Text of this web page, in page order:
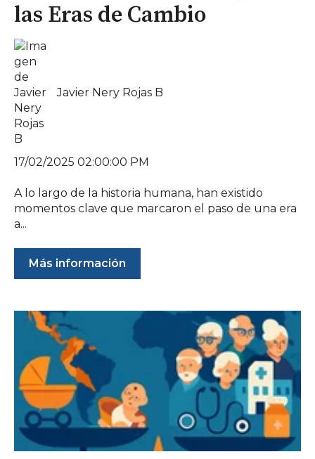
las Eras de Cambio
Javier Nery Rojas B
17/02/2025 02:00:00 PM
A lo largo de la historia humana, han existido
momentos clave que marcaron el paso de una era
a...
Más información